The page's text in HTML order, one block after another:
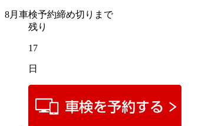
8月車検予約締め切りまで
残り
17
日